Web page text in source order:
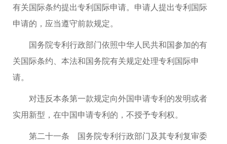
有关国际条约提出专利国际申请。申请人提出专利国际
申请的，应当遵守前款规定。
国务院专利行政部门依照中华人民共和国参加的有
关国际条约、本法和国务院有关规定处理专利国际申
请。
对违反本条第一款规定向外国申请专利的发明或者
实用新型，在中国申请专利的，不授予专利权。
第二十一条 国务院专利行政部门及其专利复审委